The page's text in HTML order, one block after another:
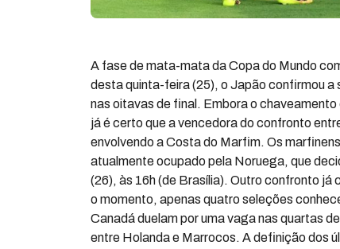
A fase de mata-mata da Copa do Mundo
desta quinta-feira (25), o Japão confirmou a
nas oitavas de final. Embora o
já é certo que a vencedora do confronto
envolvendo a Costa do Marfim. Os
atualmente ocupado pela Noruega, que
(26), às 16h (de Brasília). Outro confronto
o momento, apenas quatro seleções
Canadá duelam por uma vaga nas quartas
entre Holanda e Marrocos. A definição dos